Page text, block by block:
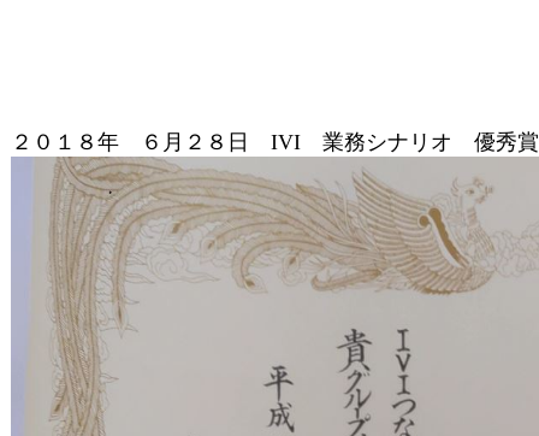
２０１８年 ６月２８日 IVI 業務シナリオ 優秀賞